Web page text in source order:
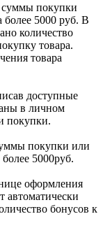
суммы покупки
более 5000 руб. В
количество
товара.
товара
доступные
в личном
покупки.
покупки или
5000руб.
оформления
автоматически
бонусов к